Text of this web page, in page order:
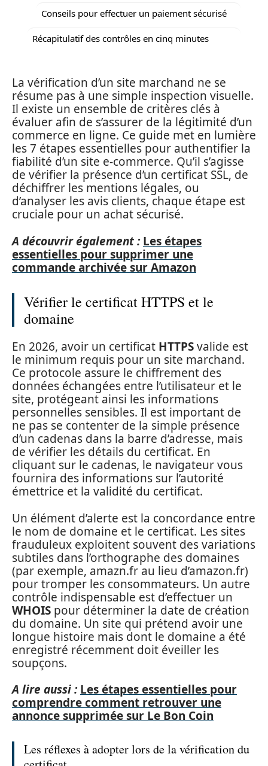
Conseils pour effectuer un paiement sécurisé
Récapitulatif des contrôles en cinq minutes
La vérification d’un site marchand ne se
résume pas à une simple inspection visuelle.
Il existe un ensemble de critères clés à
évaluer afin de s’assurer de la légitimité d’un
commerce en ligne. Ce guide met en lumière
les 7 étapes essentielles pour authentifier la
fiabilité d’un site e-commerce. Qu’il s’agisse
de vérifier la présence d’un certificat SSL, de
déchiffrer les mentions légales, ou
d’analyser les avis clients, chaque étape est
cruciale pour un achat sécurisé.
A découvrir également : Les étapes
essentielles pour supprimer une
commande archivée sur Amazon
Vérifier le certificat HTTPS et le
domaine
En 2026, avoir un certificat HTTPSvalide est
le minimum requis pour un site marchand.
Ce protocole assure le chiffrement des
données échangées entre l’utilisateur et le
site, protégeant ainsi les informations
personnelles sensibles. Il est important de
ne pas se contenter de la simple présence
d’un cadenas dans la barre d’adresse, mais
de vérifier les détails du certificat. En
cliquant sur le cadenas, le navigateur vous
fournira des informations sur l’autorité
émettrice et la validité du certificat.
Un élément d’alerte est la concordance entre
le nom de domaine et le certificat. Les sites
frauduleux exploitent souvent des variations
subtiles dans l’orthographe des domaines
(par exemple, amazn.fr au lieu d’amazon.fr)
pour tromper les consommateurs. Un autre
contrôle indispensable est d’effectuer un
WHOIS pour déterminer la date de création
du domaine. Un site qui prétend avoir une
longue histoire mais dont le domaine a été
enregistré récemment doit éveiller les
soupçons.
A lire aussi : Les étapes essentielles pour
comprendre comment retrouver une
annonce supprimée sur Le Bon Coin
Les réflexes à adopter lors de la vérification du